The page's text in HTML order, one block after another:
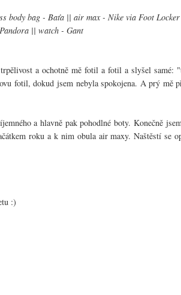
body bag - Baťa || air max - Nike via Foot
|| watch - Gant
a ochotně mě fotil a fotil a slyšel samé:
fotil, dokud jsem nebyla spokojena. A prý mě
a hlavně pak pohodlné boty. Konečně
roku a k nim obula air maxy. Naštěstí se
:)